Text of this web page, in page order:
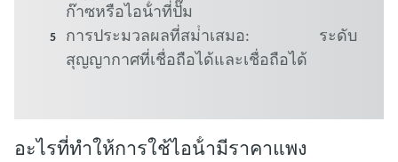
ก๊าซหรือไอน้ําที่ปั๊ม
การประมวลผลที่สม่ําเสมอ: ระดับ
สุญญากาศที่เชื่อถือได้และเชื่อถือได้
อะไรที่ทําให้การใช้ไอน้ํามีราคาแพง